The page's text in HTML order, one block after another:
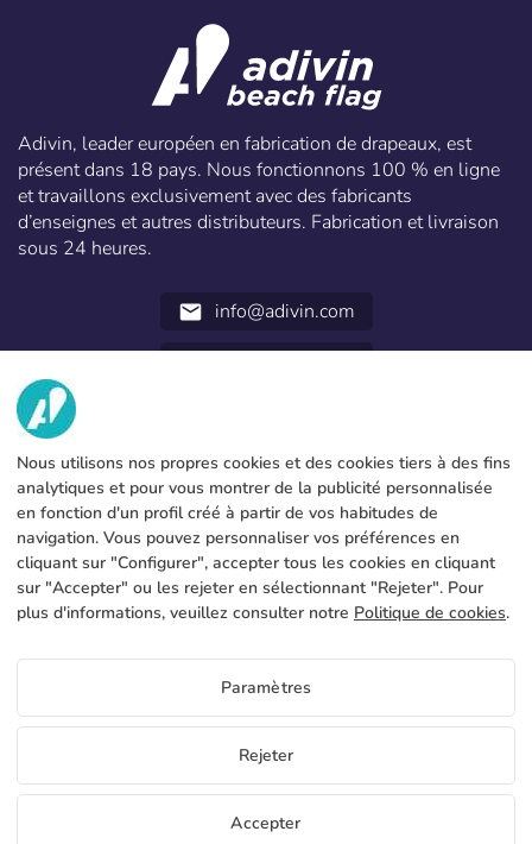
Adivin, leader européen en fabrication de drapeaux, est
présent dans 18 pays. Nous fonctionnons 100 % en ligne
et travaillons exclusivement avec des fabricants
d’enseignes et autres distributeurs. Fabrication et livraison
sous 24 heures.
email info@adivin.com
NOUS
Fabrique
Contact
Blog
SERVICES
Modes de paiement
Production et livraison
FAQs
INFORMATION LÉGALE
Avis légal
Conditions générales
Utilisation des cookies
Politique de confidentialité
FR
C/ Generación 46-48 P.I. La Huertecilla 29196 Málaga Espagne | S.A CIF
Nous utilisons nos propres cookies et des cookies tiers à des fins
analytiques et pour vous montrer de la publicité personnalisée
en fonction d'un profil créé à partir de vos habitudes de
navigation. Vous pouvez personnaliser vos préférences en
cliquant sur "Configurer", accepter tous les cookies en cliquant
sur "Accepter" ou les rejeter en sélectionnant "Rejeter". Pour
plus d'informations, veuillez consulter notre Politique de cookies.
Paramètres
Rejeter
Accepter